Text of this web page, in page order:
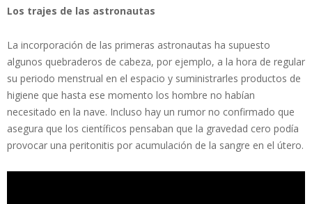
Los trajes de las astronautas
La incorporación de las primeras astronautas ha supuesto
algunos quebraderos de cabeza, por ejemplo, a la hora de regular
su periodo menstrual en el espacio y suministrarles productos de
higiene que hasta ese momento los hombre no habían
necesitado en la nave. Incluso hay un rumor no confirmado que
asegura que los científicos pensaban que la gravedad cero podía
provocar una peritonitis por acumulación de la sangre en el útero.